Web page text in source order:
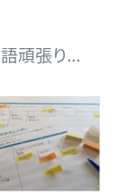
頑張り...